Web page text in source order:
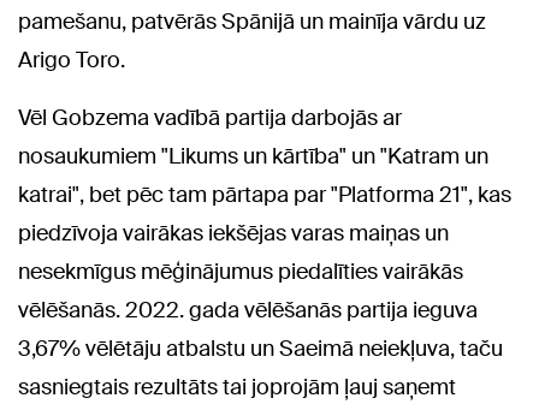
pamešanu, patvērās Spānijā un mainīja vārdu uz
Arigo Toro.
Vēl Gobzema vadībā partija darbojās ar
nosaukumiem "Likums un kārtība" un "Katram un
katrai", bet pēc tam pārtapa par "Platforma 21", kas
piedzīvoja vairākas iekšējas varas maiņas un
nesekmīgus mēģinājumus piedalīties vairākās
vēlēšanās. 2022. gada vēlēšanās partija ieguva
3,67% vēlētāju atbalstu un Saeimā neiekļuva, taču
sasniegtais rezultāts tai joprojām ļauj saņemt